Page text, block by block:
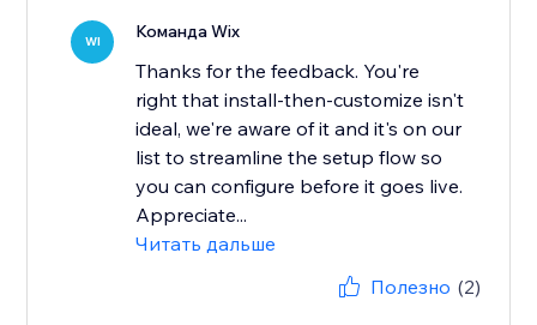
WI Команда Wix
Thanks for the feedback. You're
right that install-then-customize isn't
ideal, we're aware of it and it's on our
list to streamline the setup flow so
you can configure before it goes live.
Appreciate...
Читать дальше
Полезно (2)